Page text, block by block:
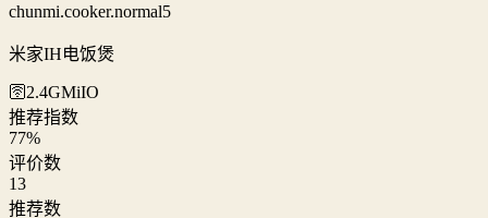
chunmi.cooker.normal5
米家IH电饭煲
🛜2.4GMiIO
推荐指数
77%
评价数
13
推荐数